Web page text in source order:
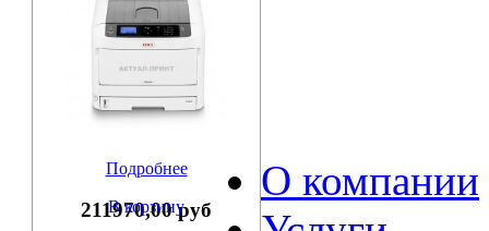
Подробнее
211970,00 руб
В корзину
О компании